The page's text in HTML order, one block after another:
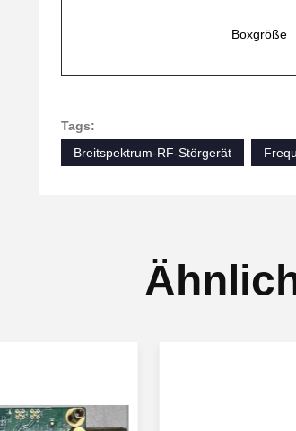
Boxgröße
Tags:
Breitspektrum-RF-Störgerät